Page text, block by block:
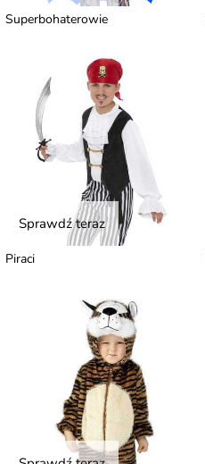
Superbohaterowie
Sprawdź teraz
Piraci